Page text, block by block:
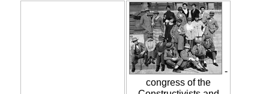
-
congress of the